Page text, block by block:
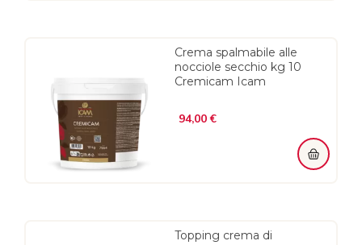
Crema spalmabile alle
nocciole secchio kg 10
Cremicam Icam
94,00 €
Topping crema di